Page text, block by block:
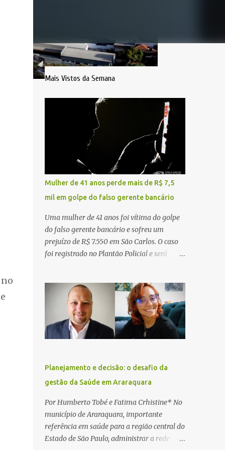
Mais Vistos da Semana
Mulher de 41 anos perde mais de R$ 7,5
mil em golpe do falso gerente bancário
Uma mulher de 41 anos foi vítima do golpe
do falso gerente bancário e sofreu um
prejuízo de R$ 7.550 em São Carlos. O caso
foi registrado no Plantão Policial e será
ocorrência, a vítima recebeu contato pelo
WhatsApp de um homem que afirmava ser
o novo gerente da conta bancária da
empresa. O suspeito alegou que seria
necessário atualizar o cadastro da conta e
procedimentos que deveriam ser realizados.
Dias depois, o golpista enviou um
documento em PDF simulando uma
comunicação oficial da instituição
financeira. Na sequência, entrou em contato
por telefone e encaminhou um link,
orientando a vítima a acessá-lo pelo
Planejamento e decisão: o desafio da
gestão da Saúde em Araraquara
Por Humberto Tobé e Fatima Crhistine* No
município de Araraquara, importante
referência em saúde para a região central do
Estado de São Paulo, administrar a rede